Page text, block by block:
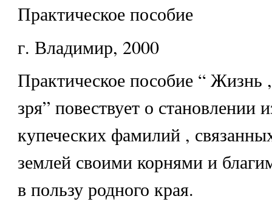
Практическое пособие
г. Владимир, 2000
Практическое пособие “ Жизнь
зря” повествует о становлении
купеческих фамилий ,
землей своими корнями и
в пользу родного края.